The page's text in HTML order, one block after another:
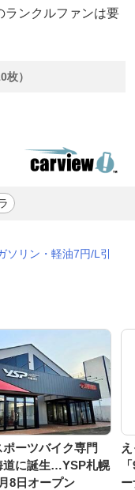
ランクルファンは要
）
ソリン・軽油7円/L引
ポーツバイク専門
道に誕生…YSP札幌
8日オープン